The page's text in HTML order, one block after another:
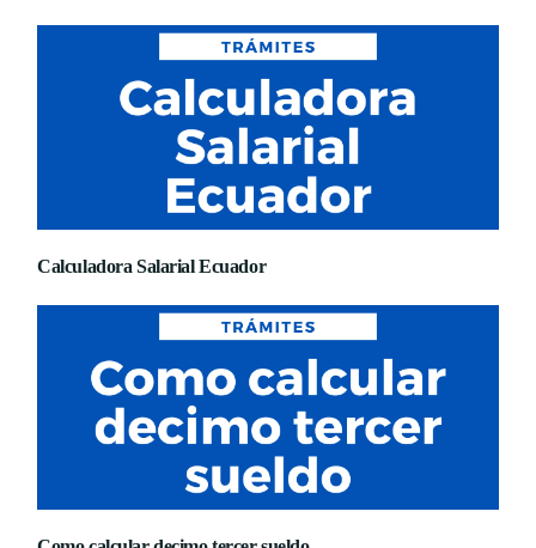
Calculadora Salarial Ecuador